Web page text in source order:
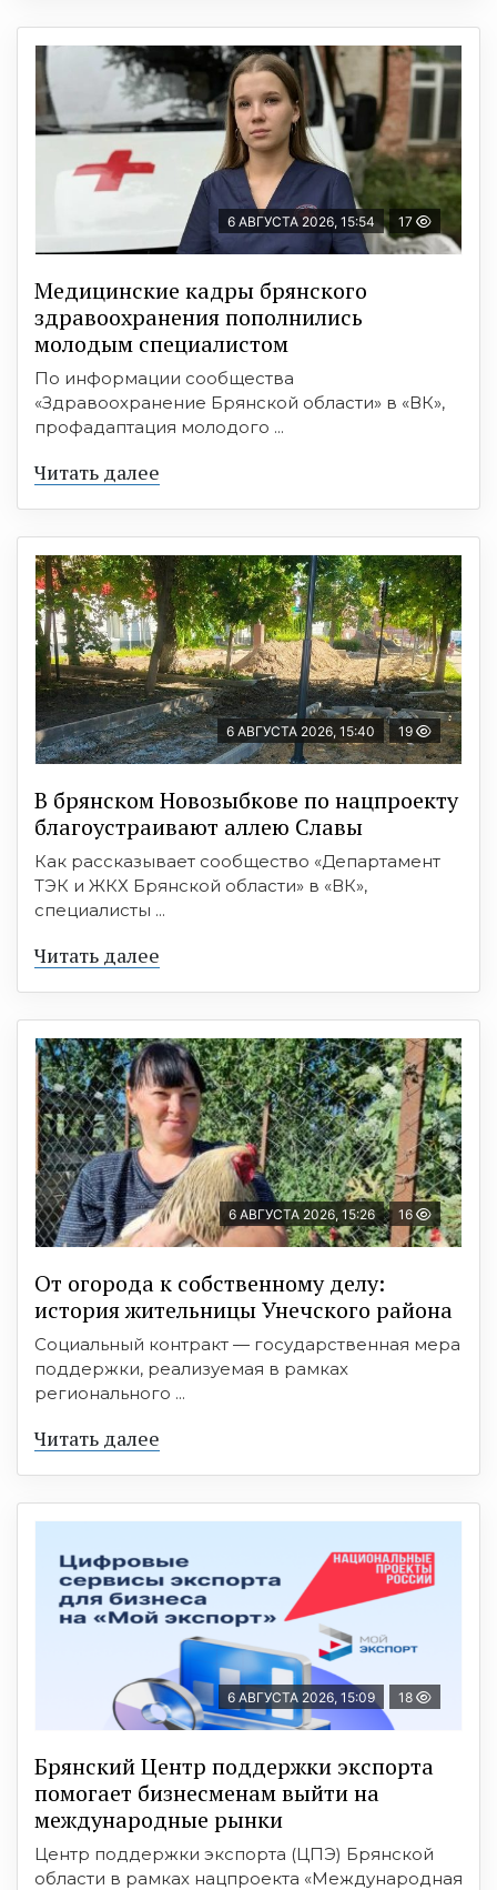
6 АВГУСТА 2026, 15:54 17
Медицинские кадры брянского
здравоохранения пополнились
молодым специалистом
По информации сообщества
«Здравоохранение Брянской области» в «ВК»,
профадаптация молодого ...
Читать далее
6 АВГУСТА 2026, 15:40 19
В брянском Новозыбкове по нацпроекту
благоустраивают аллею Славы
Как рассказывает сообщество «Департамент
ТЭК и ЖКХ Брянской области» в «ВК»,
специалисты ...
Читать далее
6 АВГУСТА 2026, 15:26 16
От огорода к собственному делу:
история жительницы Унечского района
Социальный контракт — государственная мера
поддержки, реализуемая в рамках
регионального ...
Читать далее
6 АВГУСТА 2026, 15:09 18
Брянский Центр поддержки экспорта
помогает бизнесменам выйти на
международные рынки
Центр поддержки экспорта (ЦПЭ) Брянской
области в рамках нацпроекта «Международная